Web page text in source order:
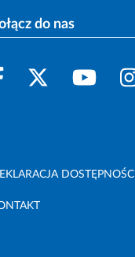
do nas
DOSTĘPNOŚCI